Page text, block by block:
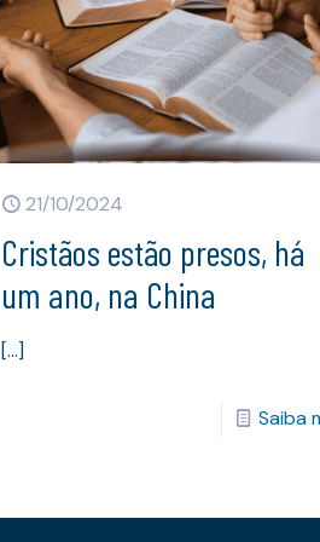
21/10/2024
Cristãos estão presos, há
um ano, na China
[…]
Saiba